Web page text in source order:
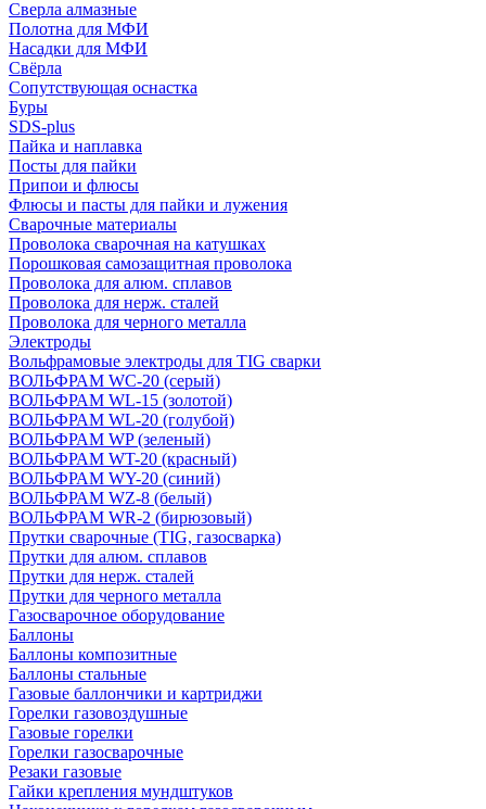
Сверла алмазные
Полотна для МФИ
Насадки для МФИ
Свёрла
Сопутствующая оснастка
Буры
SDS-plus
Пайка и наплавка
Посты для пайки
Припои и флюсы
Флюсы и пасты для пайки и лужения
Сварочные материалы
Проволока сварочная на катушках
Порошковая самозащитная проволока
Проволока для алюм. сплавов
Проволока для нерж. сталей
Проволока для черного металла
Электроды
Вольфрамовые электроды для TIG сварки
ВОЛЬФРАМ WC-20 (серый)
ВОЛЬФРАМ WL-15 (золотой)
ВОЛЬФРАМ WL-20 (голубой)
ВОЛЬФРАМ WP (зеленый)
ВОЛЬФРАМ WT-20 (красный)
ВОЛЬФРАМ WY-20 (синий)
ВОЛЬФРАМ WZ-8 (белый)
ВОЛЬФРАМ WR-2 (бирюзовый)
Прутки сварочные (TIG, газосварка)
Прутки для алюм. сплавов
Прутки для нерж. сталей
Прутки для черного металла
Газосварочное оборудование
Баллоны
Баллоны композитные
Баллоны стальные
Газовые баллончики и картриджи
Горелки газовоздушные
Газовые горелки
Горелки газосварочные
Резаки газовые
Гайки крепления мундштуков